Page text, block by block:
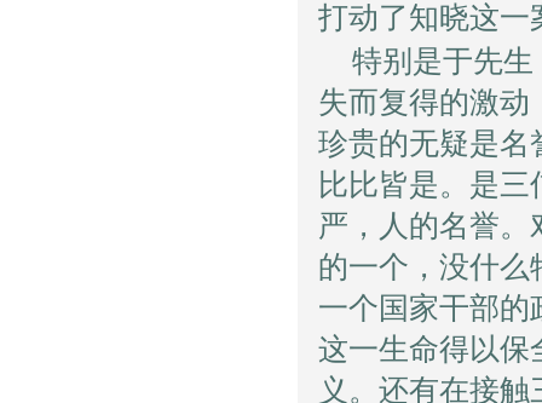
打动了知晓这一
特别是于先
失而复得的激动
珍贵的无疑是名
比比皆是。是
严，人的名誉
的一个，没什么
一个国家干部的
这一生命得以保
义。还有在接